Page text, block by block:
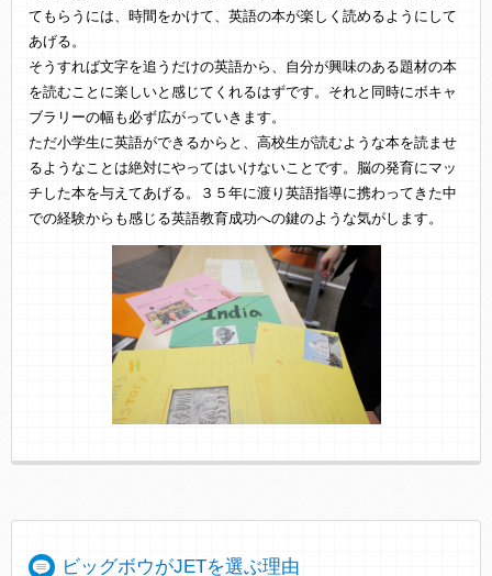
てもらうには、時間をかけて、英語の本が楽しく読めるようにして
あげる。
そうすれば文字を追うだけの英語から、自分が興味のある題材の本
を読むことに楽しいと感じてくれるはずです。それと同時にボキャ
ブラリーの幅も必ず広がっていきます。
ただ小学生に英語ができるからと、高校生が読むような本を読ませ
るようなことは絶対にやってはいけないことです。脳の発育にマッ
チした本を与えてあげる。３５年に渡り英語指導に携わってきた中
での経験からも感じる英語教育成功への鍵のような気がします。
ビッグボウがJETを選ぶ理由